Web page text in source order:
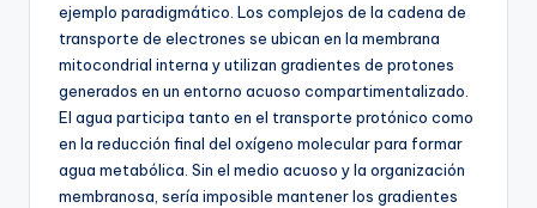
ejemplo paradigmático. Los complejos de la cadena de
transporte de electrones se ubican en la membrana
mitocondrial interna y utilizan gradientes de protones
generados en un entorno acuoso compartimentalizado.
El agua participa tanto en el transporte protónico como
en la reducción final del oxígeno molecular para formar
agua metabólica. Sin el medio acuoso y la organización
membranosa, sería imposible mantener los gradientes